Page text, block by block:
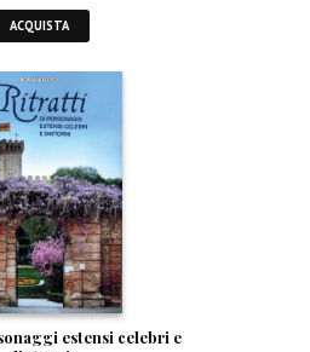
ACQUISTA
estensi celebri e